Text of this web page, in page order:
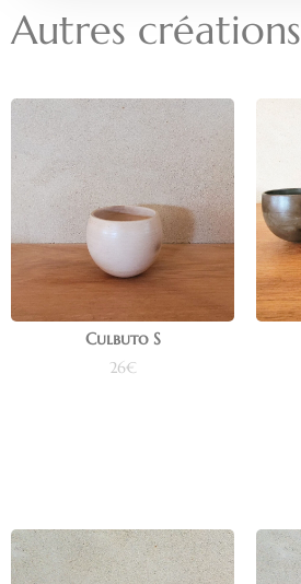
Autres créations
Culbuto S
26€